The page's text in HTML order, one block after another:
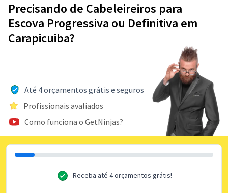
Precisando de Cabeleireiros para
Escova Progressiva ou Definitiva em
Carapicuiba?
Até 4 orçamentos grátis e seguros
Profissionais avaliados
Como funciona o GetNinjas?
Receba até 4 orçamentos grátis!